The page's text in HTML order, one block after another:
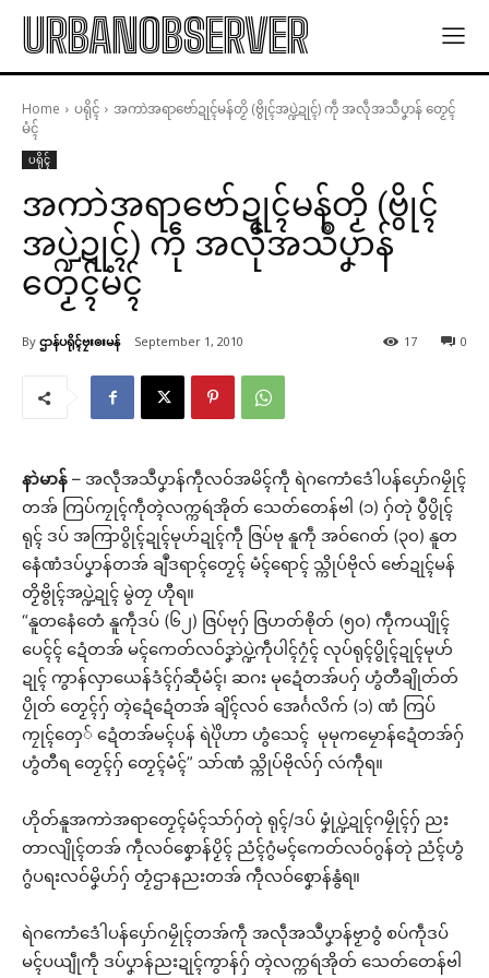
URBANOBSERVER
Home ပရိုၚ်
အကာဲအရာဗော်ဍုၚ်မန်တၟိ (ဗွိုၚ်အပ္ဍဲဍုၚ်) ကဵု အလဵုအသဳပၞာန် တၟေၚ်
မံၚ်
ပရိုၚ်
အကာဲအရာဗော်ဍုၚ်မန်တၟိ (ဗွိုၚ်
အပ္ဍဲဍုၚ်) ကဵု အလဵုအသဳပၞာန်
တၟေၚ်မံၚ်
By ဌာန်ပရိုၚ်ဗၠးၜးမန် September 1, 2010 0
17
နာဲမာန် – အလဵုအသဳပၞာန်ကဵုလဝ်အမိၚ်ကဵု ရဲဂကောံဒေံါပန်ပှော်ဂမၠိုၚ်
တအ် ကြပ်ကၠုၚ်ကဵုတ္ၚဲလက္ကရဴအိုတ် သေတ်တေန်ဗါ (၁) ဂှ်တုဲ ပွဳပွိုၚ်
ရုၚ် ဒပ် အကြာပွိုၚ်ဍုၚ်မုဟ်ဍုၚ်ကဵု ဇြပ်ဗု နူကဵု အဝ်ဂေတ် (၃၀) နူတ
နေံဏံဒပ်ပၞာန်တအ် ချဳဒရာၚ်တၟေၚ် မံၚ်ရောၚ် သ္ကိုပ်ဗိုလ် ဗော်ဍုၚ်မန်
တၟိဗွိုၚ်အပ္ဍဲဍုၚ် မွဲတၠ ဟီုရ။
“နူတနေံတေံ နူကဵုဒပ် (၆၂) ဇြပ်ဗုဂှ် ဇြဟတ်ၜိုတ် (၅၀) ကဵုကယျိုၚ်
ပေၚ်ၚ် ဍေံတအ် မၚ်ကေတ်လဝ်ဒၞာဲပ္ဍဲကဵုပါၚ်ဂၠံၚ် လုပ်ရုၚ်ပွိုၚ်ဍုၚ်မုဟ်
ဍုၚ် ကွာန်လှာယေန်ဒံၚ်ဂှ်ဆဵုမံၚ်၊ ဆဂး မုဍေံတအ်ပဂှ် ဟွံတီချိုတ်တ်
ပၠိုတ် တၟေၚ်ဂှ် တ္ၚဲဍေံဍေံတအ် ချိၚ်လဝ် အေၚ်္ဂလိက် (၁) ဏံ ကြပ်
ကၠုၚ်တှေ် ဍေံတအ်မၚ်ပန် ရဲပိုဲဟာ ဟွံသေၚ် မုမုကမၠောန်ဍေံတအ်ဂှ်
ဟွံတီရ တၟေၚ်ဂှ် တၟေၚ်မံၚ်” သာ်ဏံ သ္ကိုပ်ဗိုလ်ဂှ် လဴကဵုရ။
ဟိုတ်နူအကာဲအရာတၟေၚ်မံၚ်သာ်ဂှ်တုဲ ရုၚ်/ဒပ် မၞုံပ္ဍဲဍုၚ်ဂမၠိုၚ်ဂှ် ညး
တာလျိုၚ်တအ် ကဵုလဝ်စၞောန်ပၟိၚ် ညံၚ်ဂွံမၚ်ကေတ်လဝ်ဂွန်တုဲ ညံၚ်ဟွံ
ဂွံပရးလဝ်မၞိဟ်ဂှ် တၟံဌာနညးတအ် ကဵုလဝ်စၞောန်နွံရ။
ရဲဂကောံဒေံါပန်ပှော်ဂမၠိုၚ်တအ်ကဵု အလဵုအသဳပၞာန်ဗၟာဝွံ စပ်ကဵုဒပ်
မၚ်ပယျဵုကဵု ဒပ်ပၞာန်ညးဍုၚ်ကွာန်ဂှ် တ္ၚဲလက္ကရဴအိုတ် သေတ်တေန်ဗါ